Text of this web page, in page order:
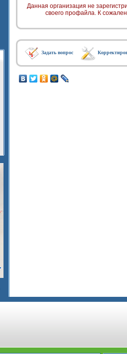
Данная организация не
своего профайла. К
Задать вопрос